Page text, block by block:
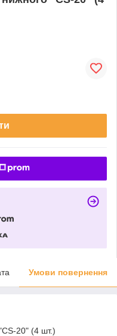
Умови повернення
20" (4 шт.)